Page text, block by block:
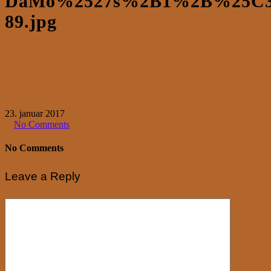
89.jpg
23. januar 2017
No Comments
No Comments
Leave a Reply